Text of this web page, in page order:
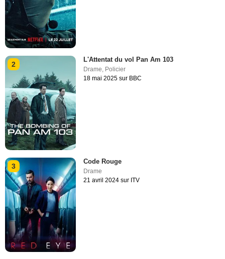
2
L'Attentat du vol Pan Am 103
Drame Policier
18 mai 2025 sur BBC
3
Code Rouge
Drame
21 avril 2024 sur ITV